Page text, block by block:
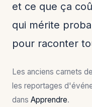
et ce que ça
qui mérite
pour raconter
Les anciens carnets
les reportages
dans Apprendre.